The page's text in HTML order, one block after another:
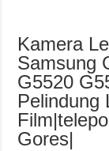
Kamera
Samsung
G5520
Pelindung
Gores|